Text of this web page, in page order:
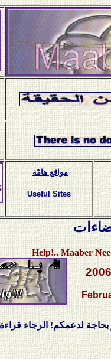
مواقع هامّة
Useful Sites
Maaber Needs your
2006
الرجاء قراءة ندائنا